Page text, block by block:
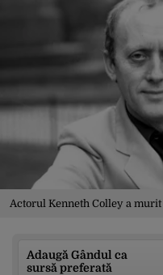
Actorul Kenneth Colley a
Adaugă Gândul ca
sursă preferată